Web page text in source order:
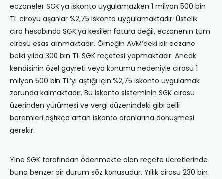
eczaneler SGK’ya iskonto uygulamazken 1 milyon 500 bin
TL ciroyu aşanlar %2,75 iskonto uygulamaktadır. Üstelik
ciro hesabında SGK’ya kesilen fatura değil, eczanenin tüm
cirosu esas alınmaktadır. Örneğin AVM’deki bir eczane
belki yılda 300 bin TL SGK reçetesi yapmaktadır. Ancak
kendisinin özel gayreti veya konumu nedeniyle cirosu 1
milyon 500 bin TL’yi aştığı için %2,75 iskonto uygulamak
zorunda kalmaktadır. Bu iskonto sisteminin SGK cirosu
üzerinden yürümesi ve vergi düzenindeki gibi belli
baremleri aştıkça artan iskonto oranlarına dönüşmesi
gerekir.
Yine SGK tarafından ödenmekte olan reçete ücretlerinde
buna benzer bir durum söz konusudur. Yıllık cirosu 230 bin